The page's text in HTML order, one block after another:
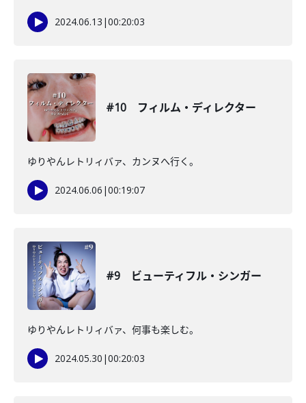
2024.06.13 |00:20:03
#10 フィルム・ディレクター
ゆりやんレトリィバァ、カンヌへ行く。
2024.06.06 |00:19:07
#9 ビューティフル・シンガー
ゆりやんレトリィバァ、何事も楽しむ。
2024.05.30 |00:20:03